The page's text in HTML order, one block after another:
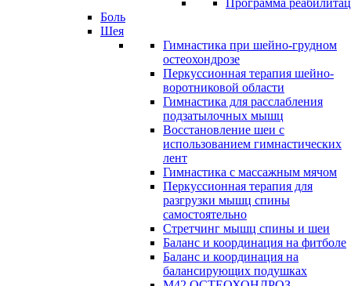
Программа
Боль
Шея
Гимнастика при шейно-грудном
остеохондрозе
Перкуссионная терапия шейно-
воротниковой области
Гимнастика для расслабления
подзатылочных мышц
Восстановление шеи с
использованием гимнастических
лент
Гимнастика с массажным мячом
Перкуссионная терапия для
разгрузки мышц спины
самостоятельно
Стретчинг мышц спины и шеи
Баланс и координация на фитболе
Баланс и координация на
балансирующих подушках